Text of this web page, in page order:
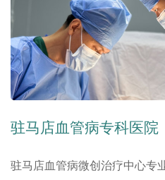
驻马店血管病专科医院
驻马店血管病微创治疗中心专